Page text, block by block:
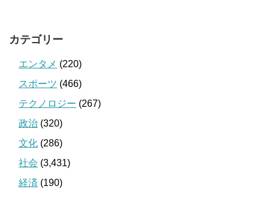
カテゴリー
エンタメ (220)
スポーツ (466)
テクノロジー (267)
政治 (320)
文化 (286)
社会 (3,431)
経済 (190)